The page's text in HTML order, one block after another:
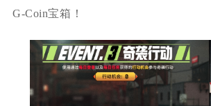
G-Coin宝箱！